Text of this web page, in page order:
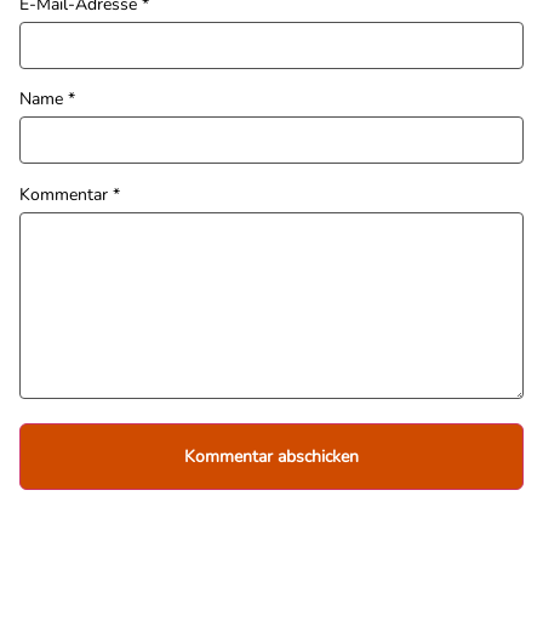
Kommentar *
Name *